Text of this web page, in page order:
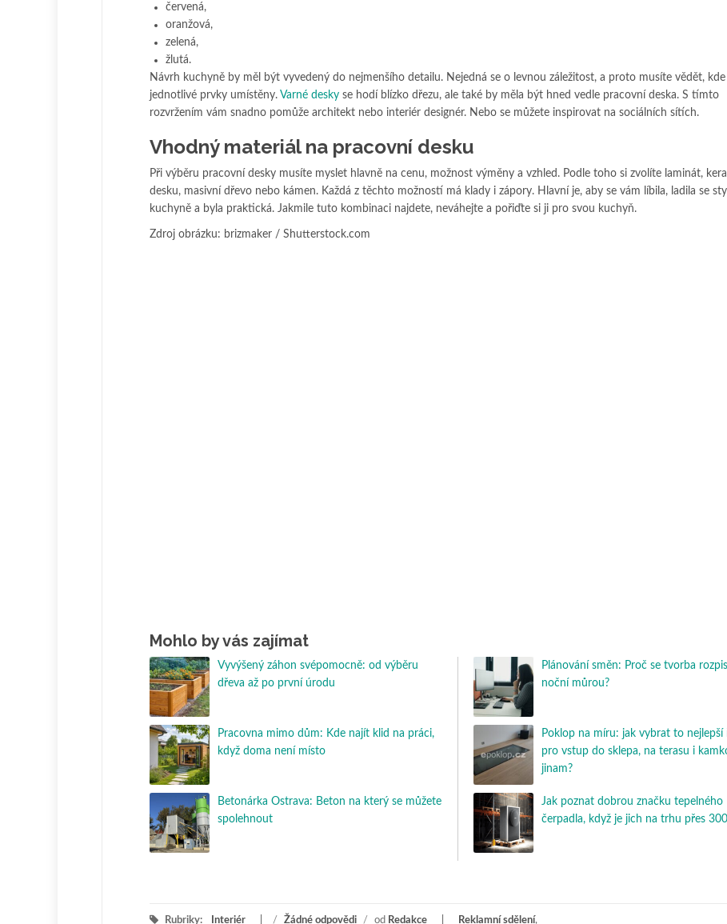
červená,
oranžová,
zelená,
žlutá.
Návrh kuchyně by měl být vyvedený do nejmenšího detailu. Nejedná se o levnou záležitost, a proto musíte vědět,
jednotlivé prvky umístěny. Varné desky se hodí blízko dřezu, ale také by měla být hned vedle pracovní deska. S tímto
rozvržením vám snadno pomůže architekt nebo interiér designér. Nebo se můžete inspirovat na sociálních sítích.
Vhodný materiál na pracovní desku
Při výběru pracovní desky musíte myslet hlavně na cenu, možnost výměny a vzhled. Podle toho si zvolíte laminát,
desku, masivní dřevo nebo kámen. Každá z těchto možností má klady i zápory. Hlavní je, aby se vám líbila, ladila se
kuchyně a byla praktická. Jakmile tuto kombinaci najdete, neváhejte a pořiďte si ji pro svou kuchyň.
Zdroj obrázku: brizmaker / Shutterstock.com
Mohlo by vás zajímat
Vyvýšený záhon svépomocně: od výběru
dřeva až po první úrodu
Pracovna mimo dům: Kde najít klid na práci,
když doma není místo
Betonárka Ostrava: Beton na který se můžete
spolehnout
Plánování směn: Proč se tvorba
noční můrou?
Poklop na míru: jak vybrat to nejlepší
pro vstup do sklepa, na terasu i
jinam?
Jak poznat dobrou značku tepelného
čerpadla, když je jich na trhu přes 300
Rubriky: Interiér / Žádné odpovědi / od Redakce Reklamní sdělení,